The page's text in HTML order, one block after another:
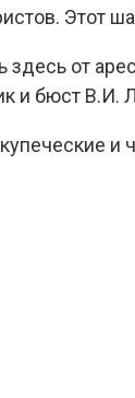
Этот
здесь от
и бюст В.И.
и